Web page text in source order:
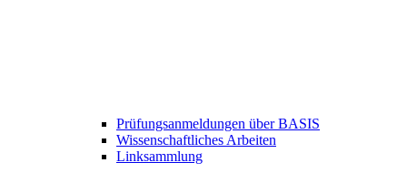
Prüfungsanmeldungen über BASIS
Wissenschaftliches Arbeiten
Linksammlung